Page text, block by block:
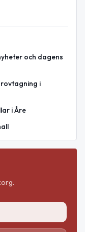
och dagens
i
i Åre